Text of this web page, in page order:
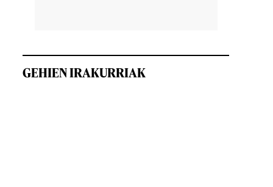
GEHIEN IRAKURRIAK